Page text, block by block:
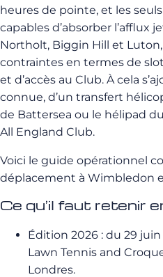
heures de pointe, et les
capables d’absorber l’afflux
Northolt, Biggin Hill et
contraintes en termes de
et d’accès au Club. À cela
connue, d’un transfert
de Battersea ou le hélipad
All England Club.
Voici le guide opérationnel
déplacement à Wimbledon
Ce qu’il faut retenir
Édition 2026 : du 29
Lawn Tennis and
Londres.